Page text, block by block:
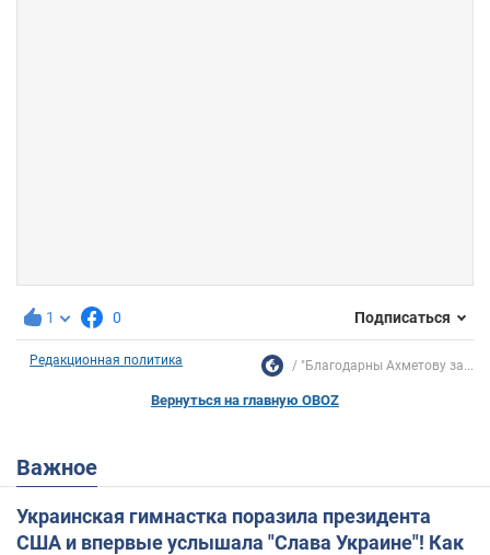
1 0 Подписаться
Редакционная политика "Благодарны Ахметову за...
Вернуться на главную OBOZ
Важное
Украинская гимнастка поразила президента
США и впервые услышала "Слава Украине"! Как